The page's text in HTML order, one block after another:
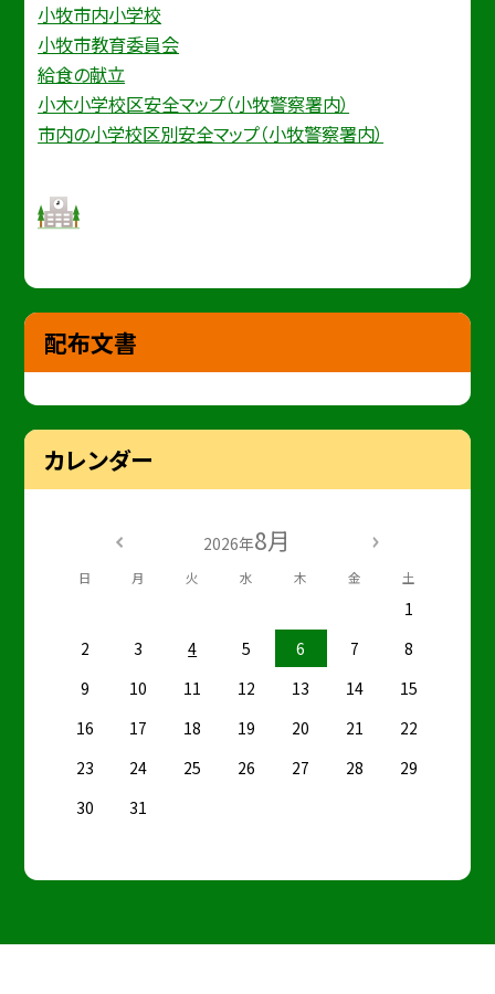
小牧市内小学校
小牧市教育委員会
給食の献立
小木小学校区安全マップ（小牧警察署内）
市内の小学校区別安全マップ（小牧警察署内）
配布文書
カレンダー
2026年8月
日 月 火 水 木 金 土
1
2
3 4 5 6 7
8
9
10 11 12 13 14
15
16
17 18 19 20 21
22
23
24 25 26 27 28
29
30
31